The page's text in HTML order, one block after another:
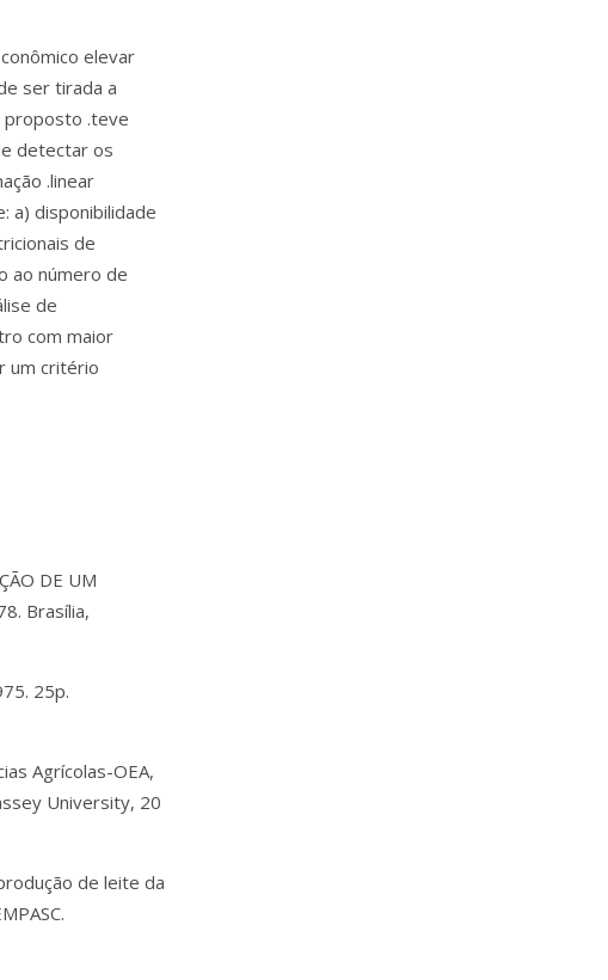
elevar
ser tirada a
proposto .teve
detectar os
.linear
a) disponibilidade
de
ao número de
de
com maior
um critério
DE UM
Brasília,
25p.
Agrícolas-OEA,
University, 20
de leite da